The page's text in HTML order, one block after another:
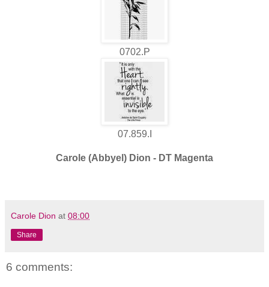
0702.P
07.859.I
Carole (Abbyel) Dion - DT Magenta
Carole Dion at 08:00
Share
6 comments: